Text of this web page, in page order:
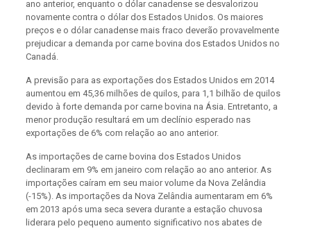
ano anterior, enquanto o dólar canadense se desvalorizou
novamente contra o dólar dos Estados Unidos. Os maiores
preços e o dólar canadense mais fraco deverão provavelmente
prejudicar a demanda por carne bovina dos Estados Unidos no
Canadá.
A previsão para as exportações dos Estados Unidos em 2014
aumentou em 45,36 milhões de quilos, para 1,1 bilhão de quilos
devido à forte demanda por carne bovina na Ásia. Entretanto, a
menor produção resultará em um declínio esperado nas
exportações de 6% com relação ao ano anterior.
As importações de carne bovina dos Estados Unidos
declinaram em 9% em janeiro com relação ao ano anterior. As
importações caíram em seu maior volume da Nova Zelândia
(-15%). As importações da Nova Zelândia aumentaram em 6%
em 2013 após uma seca severa durante a estação chuvosa
liderara pelo pequeno aumento significativo nos abates de